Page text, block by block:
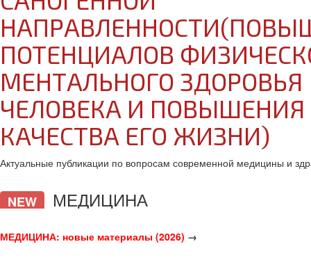
ПОТЕНЦИАЛОВ
МЕНТАЛЬНОГО ЗДОРОВЬЯ
ЧЕЛОВЕКА И ПОВЫШЕНИЯ
КАЧЕСТВА ЕГО ЖИЗНИ)
Актуальные публикации по вопросам современной медицины и
NEW МЕДИЦИНА
МЕДИЦИНА: новые материалы (2026) →